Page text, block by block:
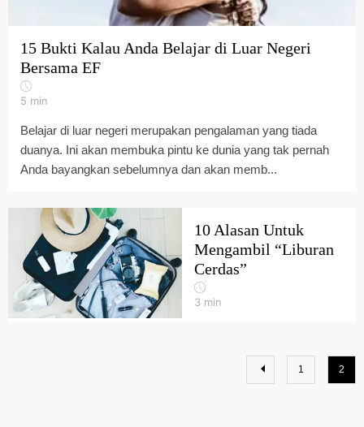
15 Bukti Kalau Anda Belajar di Luar Negeri
Bersama EF
5 min
Belajar di luar negeri merupakan pengalaman yang tiada
duanya. Ini akan membuka pintu ke dunia yang tak pernah
Anda bayangkan sebelumnya dan akan memb...
10 Alasan Untuk
Mengambil “Liburan
Cerdas”
3 min
1 2